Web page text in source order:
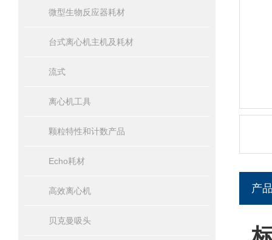
微型生物反应器耗材
台式离心机主机及耗材
流式
离心机工具
颗粒特性和计数产品
Echo耗材
高效离心机
贝克曼吸头
产